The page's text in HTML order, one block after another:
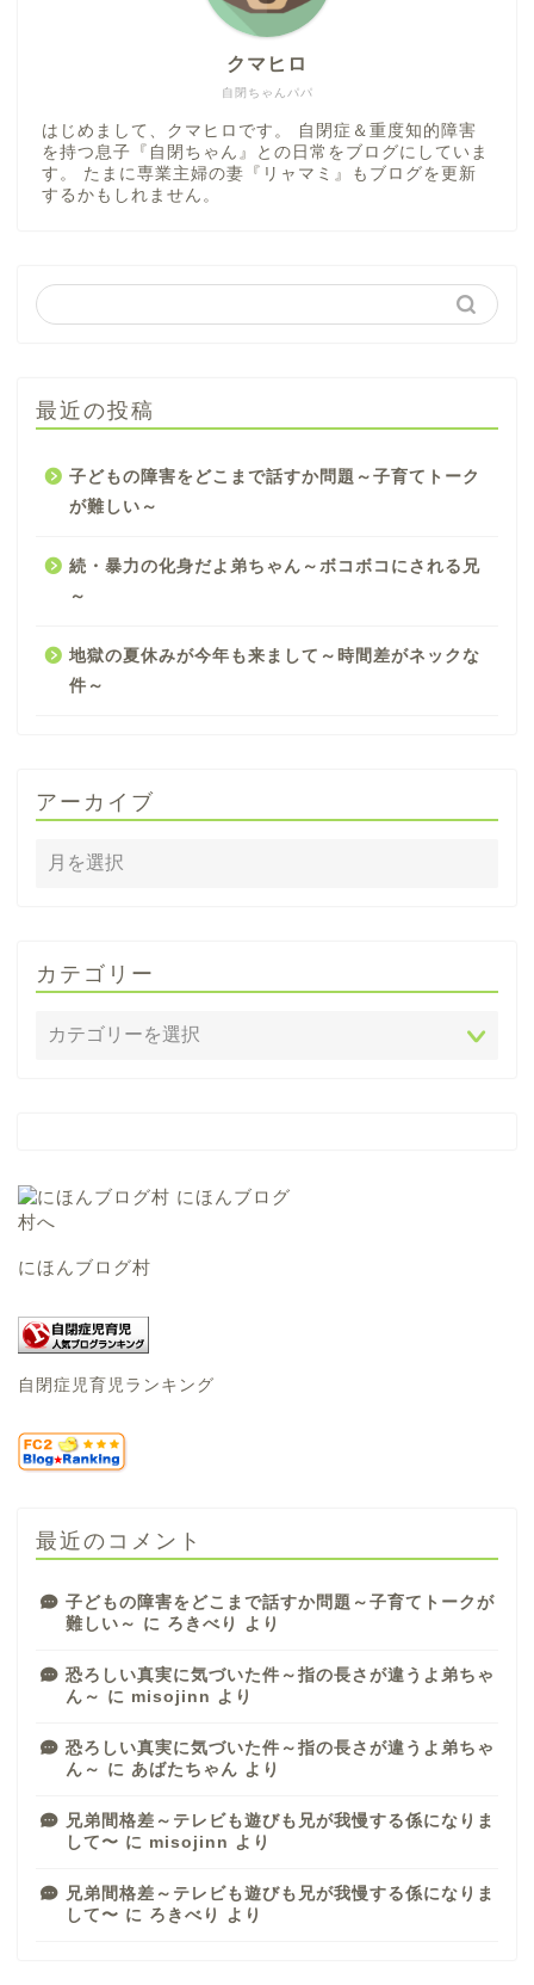
自閉ちゃんパパ
クマヒロ
はじめまして、クマヒロです。 自閉症＆重度知的障害
を持つ息子『自閉ちゃん』との日常をブログにしていま
す。 たまに専業主婦の妻『リャマミ』もブログを更新
するかもしれません。
最近の投稿
子どもの障害をどこまで話すか問題～子育てトーク
が難しい～
続・暴力の化身だよ弟ちゃん～ボコボコにされる兄
～
地獄の夏休みが今年も来まして～時間差がネックな
件～
アーカイブ
カテゴリー
にほんブログ村
自閉症児育児ランキング
最近のコメント
子どもの障害をどこまで話すか問題～子育てトークが
難しい～ に ろきべり より
恐ろしい真実に気づいた件～指の長さが違うよ弟ちゃ
ん～ に misojinn より
恐ろしい真実に気づいた件～指の長さが違うよ弟ちゃ
ん～ に あばたちゃん より
兄弟間格差～テレビも遊びも兄が我慢する係になりま
して〜 に misojinn より
兄弟間格差～テレビも遊びも兄が我慢する係になりま
して〜 に ろきべり より